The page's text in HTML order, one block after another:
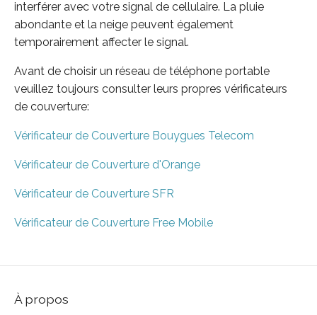
interférer avec votre signal de cellulaire. La pluie
abondante et la neige peuvent également
temporairement affecter le signal.
Avant de choisir un réseau de téléphone portable
veuillez toujours consulter leurs propres vérificateurs
de couverture:
Vérificateur de Couverture Bouygues Telecom
Vérificateur de Couverture d'Orange
Vérificateur de Couverture SFR
Vérificateur de Couverture Free Mobile
À propos